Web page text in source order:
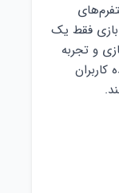
است. این بازی فقط یک
و تجربه